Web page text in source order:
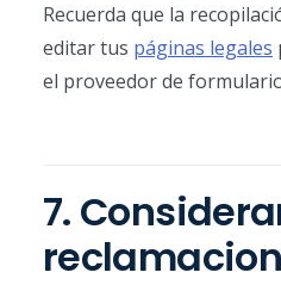
Recuerda que la
editar tus páginas legales
el proveedor de
7.